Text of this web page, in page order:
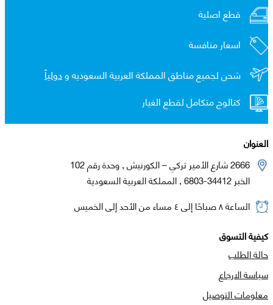
قطع اصلية
اسعار منافسة
شحن لجميع مناطق المملكة العربية السعوديه ودولياً
كتالوج متكامل لقطع الغيار
العنوان
2666 شارع الأمير تركي – الكورنيش , وحدة رقم 102
الخبر 34412-6803 , المملكة العربية السعودية
الساعة ٨ صباحًا إلى ٤ مساء من الأحد إلى الخميس
كيفية التسوق
حالة الطلب
سياسة الارجاع
معلومات التوصيل